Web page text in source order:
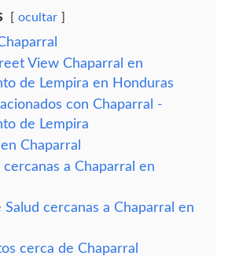
ocultar
View Chaparral en
de Lempira en Honduras
con Chaparral -
de Lempira
Chaparral
cercanas a Chaparral en
Salud cercanas a Chaparral en
cerca de Chaparral